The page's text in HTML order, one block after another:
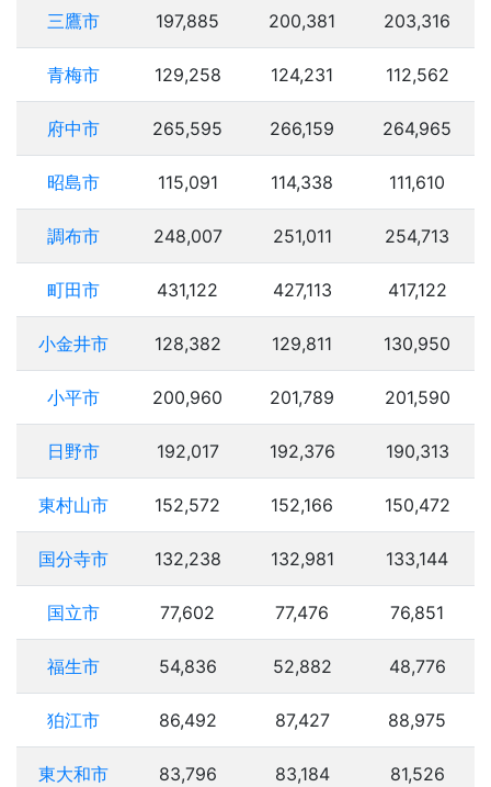
三鷹市 197,885 200,381 203,316
青梅市 129,258 124,231 112,562
府中市 265,595 266,159 264,965
昭島市 115,091 114,338 111,610
調布市 248,007 251,011 254,713
町田市 431,122 427,113 417,122
小金井市 128,382 129,811 130,950
小平市 200,960 201,789 201,590
日野市 192,017 192,376 190,313
東村山市 152,572 152,166 150,472
国分寺市 132,238 132,981 133,144
国立市 77,602 77,476 76,851
福生市 54,836 52,882 48,776
狛江市 86,492 87,427 88,975
東大和市 83,796 83,184 81,526